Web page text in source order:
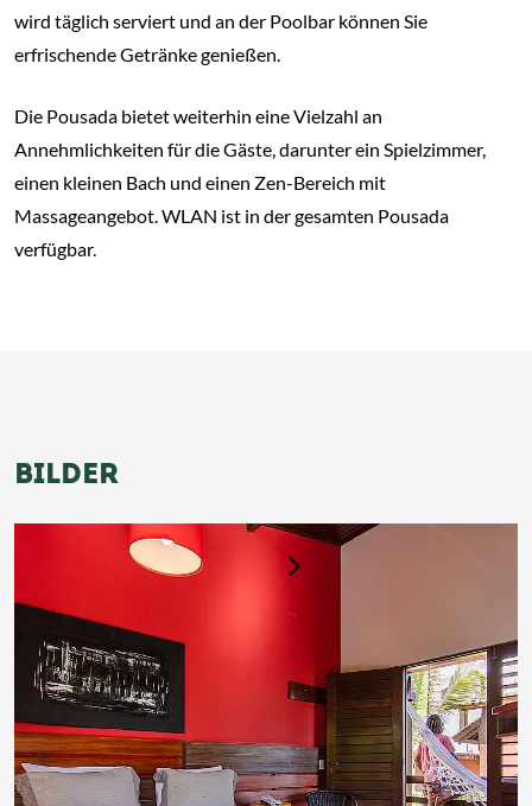
wird täglich serviert und an der Poolbar können Sie
erfrischende Getränke genießen.
Die Pousada bietet weiterhin eine Vielzahl an
Annehmlichkeiten für die Gäste, darunter ein Spielzimmer,
einen kleinen Bach und einen Zen-Bereich mit
Massageangebot. WLAN ist in der gesamten Pousada
verfügbar.
BILDER